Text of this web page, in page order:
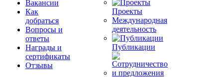
Вакансии
Как
добраться
Вопросы и
ответы
Награды и
сертификаты
Отзывы
Проекты
Международная
деятельность
Публикации